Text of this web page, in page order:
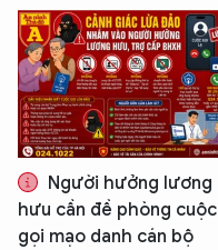
Người hưởng lương
hưu cần đề phòng cuộc
gọi mạo danh cán bộ